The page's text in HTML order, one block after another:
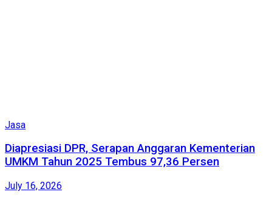
Jasa
Diapresiasi DPR, Serapan Anggaran Kementerian
UMKM Tahun 2025 Tembus 97,36 Persen
July 16, 2026